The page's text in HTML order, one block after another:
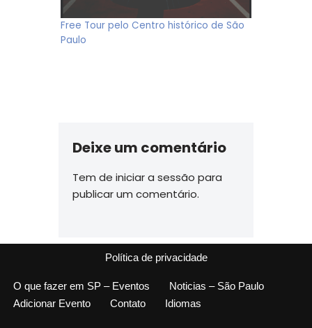
Free Tour pelo Centro histórico de São
Paulo
Deixe um comentário
Tem de iniciar a sessão para
publicar um comentário.
Política de privacidade
O que fazer em SP – Eventos
Noticias – São Paulo
Adicionar Evento
Contato Idiomas